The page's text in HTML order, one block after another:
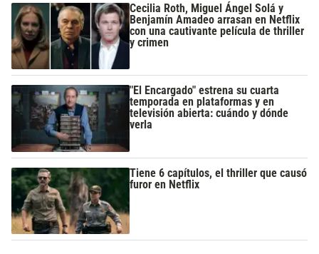
Cecilia Roth, Miguel Ángel Solá y
Benjamín Amadeo arrasan en Netflix
con una cautivante película de thriller
y crimen
"El Encargado" estrena su cuarta
temporada en plataformas y en
televisión abierta: cuándo y dónde
verla
Tiene 6 capítulos, el thriller que causó
furor en Netflix